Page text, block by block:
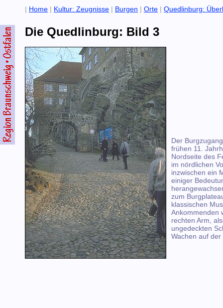
| Home | Kultur: Zeugnisse | Burgen | Orte | Quedlinburg:
Die Quedlinburg: Bild 3
Der
frühen 11.
Nordseite des
im nördlichen
inzwischen ein
einiger
zum
klassischen
Ankommenden
rechten Arm,
ungedeckten
Wachen auf